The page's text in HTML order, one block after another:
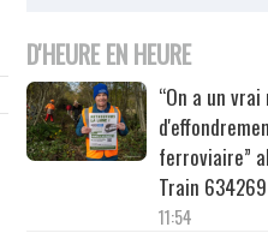
D'HEURE EN HEURE
“On a un
ferroviaire”
Train 634269
11:54